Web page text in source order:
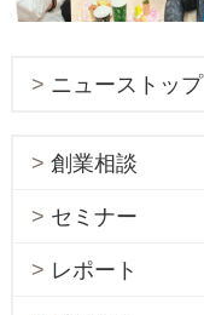
ニューストップ
創業相談
セミナー
レポート